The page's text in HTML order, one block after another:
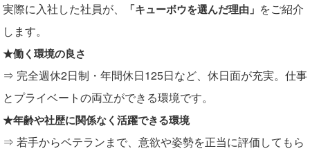
実際に入社した社員が、 「キューボウを選んだ理由」 をご紹介
します。
★働く環境の良さ
⇒ 完全週休2日制・年間休日125日など、休日面が充実。仕事
とプライベートの両立ができる環境です。
★年齢や社歴に関係なく活躍できる環境
⇒ 若手からベテランまで、意欲や姿勢を正当に評価してもら